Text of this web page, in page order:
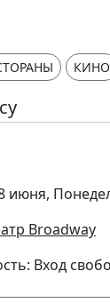
КИНО
июня,
Broadway
Вход